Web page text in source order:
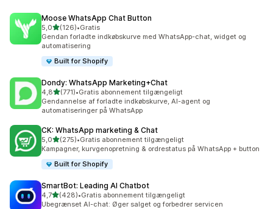
Moose WhatsApp Chat Button
5,0ud af 5 stjerner
(126)
126 anmeldelser i alt
•Gratis
Gendan forladte indkøbskurve med WhatsApp-chat, widget og
automatisering
Built for Shopify
Dondy: WhatsApp Marketing+Chat
4,8ud af 5 stjerner
(771)
771 anmeldelser i alt
•Gratis abonnement tilgængeligt
Gendannelse af forladte indkøbskurve, AI-agent og
automatiseringer på WhatsApp
CK: WhatsApp marketing & Chat
5,0ud af 5 stjerner
(275)
275 anmeldelser i alt
•Gratis abonnement tilgængeligt
Kampagner, kurvgenopretning & ordrestatus på WhatsApp + button
Built for Shopify
SmartBot: Leading AI Chatbot
4,7ud af 5 stjerner
(428)
428 anmeldelser i alt
•Gratis abonnement tilgængeligt
Ubegrænset AI-chat: Øger salget og forbedrer servicen